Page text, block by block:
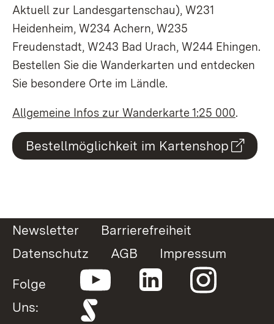
Aktuell zur Landesgartenschau), W231
Heidenheim, W234 Achern, W235
Freudenstadt, W243 Bad Urach, W244 Ehingen.
Bestellen Sie die Wanderkarten und entdecken
Sie besondere Orte im Ländle.
Allgemeine Infos zur Wanderkarte 1:25 000.
Bestellmöglichkeit im Kartenshop
Newsletter
Barrierefreiheit
Datenschutz
AGB
Impressum
Folge
Uns: